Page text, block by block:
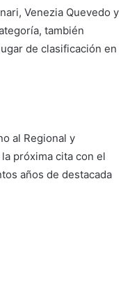
Venezia Quevedo y
también
de clasificación en
al Regional y
próxima cita con el
años de destacada